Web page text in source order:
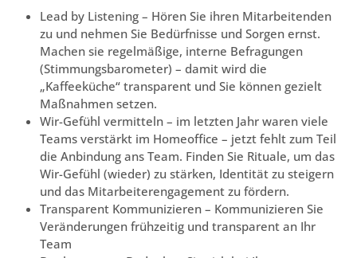
Lead by Listening – Hören Sie ihren Mitarbeitenden
zu und nehmen Sie Bedürfnisse und Sorgen ernst.
Machen sie regelmäßige, interne Befragungen
(Stimmungsbarometer) – damit wird die
„Kaffeeküche“ transparent und Sie können gezielt
Maßnahmen setzen.
Wir-Gefühl vermitteln – im letzten Jahr waren viele
Teams verstärkt im Homeoffice – jetzt fehlt zum Teil
die Anbindung ans Team. Finden Sie Rituale, um das
Wir-Gefühl (wieder) zu stärken, Identität zu steigern
und das Mitarbeiterengagement zu fördern.
Transparent Kommunizieren – Kommunizieren Sie
Veränderungen frühzeitig und transparent an Ihr
Team